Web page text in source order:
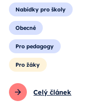
Nabídky pro školy
Obecné
Pro pedagogy
Pro žáky
Celý článek